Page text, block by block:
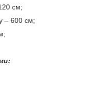
см;
– 600 см;